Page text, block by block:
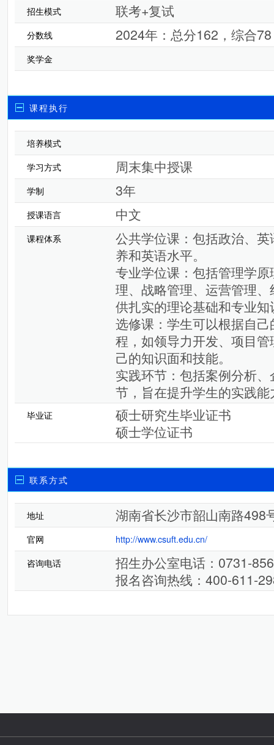
招生模式 联考+复试
分数线 2024年：总分162，综合
奖学金
课程执行
培养模式
学习方式
周末集中授课
学制 3年
授课语言 中文
课程体系
公共学位课：包括政治、
养和英语水平。
专业学位课：包括管理学
理、战略管理、运营管理
供扎实的理论基础和专业知
选修课：学生可以根据自
程，如领导力开发、项目
己的知识面和技能。
实践环节：包括案例分析
节，旨在提升学生的实践
毕业证
硕士研究生毕业证书
硕士学位证书
联系方式
地址 湖南省长沙市韶山南路498
官网
http://www.csuft.edu.cn/
咨询电话
招生办公室电话：0731-
报名咨询热线：400-611-